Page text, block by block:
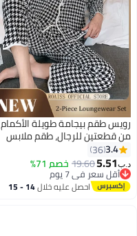
رويس طقم بيجامة طويلة الأكمام
من قطعتين للرجال، طقم ملابس
منزلية ناعمة بنقشة مربعة مع
قميص بأزرار وياقة مائلة وسروال
طويل بخصر مطاطي، مثالي للنوم أو
الاسترخاء في المنزل
3.4
36
د.ب‏5.51
19.60خصم 71%
أقل سعر في 7 يوم
أقل سعر في 7 يوماحصل عليه خلال 14 - 15